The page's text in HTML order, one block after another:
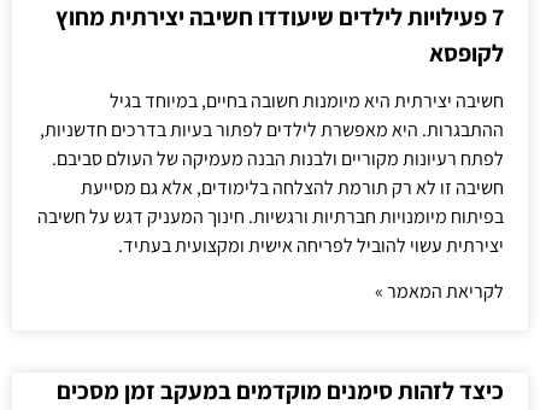
7 פעילויות לילדים שיעודדו חשיבה יצירתית מחוץ
לקופסא
חשיבה יצירתית היא מיומנות חשובה בחיים, במיוחד בגיל
ההתבגרות. היא מאפשרת לילדים לפתור בעיות בדרכים חדשניות,
לפתח רעיונות מקוריים ולבנות הבנה מעמיקה של העולם סביבם.
חשיבה זו לא רק תורמת להצלחה בלימודים, אלא גם מסייעת
בפיתוח מיומנויות חברתיות ורגשיות. חינוך המעניק דגש על חשיבה
יצירתית עשוי להוביל לפריחה אישית ומקצועית בעתיד.
לקריאת המאמר »
כיצד לזהות סימנים מוקדמים במעקב זמן מסכים